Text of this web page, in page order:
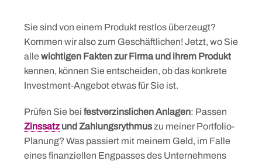
Sie sind von einem Produkt restlos überzeugt?
Kommen wir also zum Geschäftlichen! Jetzt, wo Sie
alle wichtigen Fakten zur Firma und ihrem Produkt
kennen, können Sie entscheiden, ob das konkrete
Investment-Angebot etwas für Sie ist.
Prüfen Sie bei festverzinslichen Anlagen: Passen
Zinssatz und Zahlungsrythmuszu meiner Portfolio-
Planung? Was passiert mit meinem Geld, im Falle
eines finanziellen Engpasses des Unternehmens